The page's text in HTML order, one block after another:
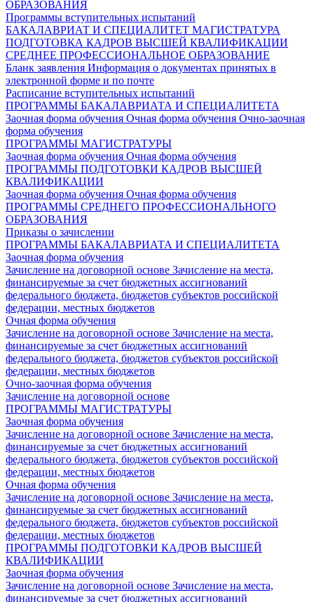
ОБРАЗОВАНИЯ
Программы вступительных испытаний
БАКАЛАВРИАТ И СПЕЦИАЛИТЕТ МАГИСТРАТУРА
ПОДГОТОВКА КАДРОВ ВЫСШЕЙ КВАЛИФИКАЦИИ
СРЕДНЕЕ ПРОФЕССИОНАЛЬНОЕ ОБРАЗОВАНИЕ
Бланк заявления Информация о документах принятых в
электронной форме и по почте
Расписание вступительных испытаний
ПРОГРАММЫ БАКАЛАВРИАТА И СПЕЦИАЛИТЕТА
Заочная форма обучения Очная форма обучения Очно-заочная
форма обучения
ПРОГРАММЫ МАГИСТРАТУРЫ
Заочная форма обучения Очная форма обучения
ПРОГРАММЫ ПОДГОТОВКИ КАДРОВ ВЫСШЕЙ
КВАЛИФИКАЦИИ
Заочная форма обучения Очная форма обучения
ПРОГРАММЫ СРЕДНЕГО ПРОФЕССИОНАЛЬНОГО
ОБРАЗОВАНИЯ
Приказы о зачислении
ПРОГРАММЫ БАКАЛАВРИАТА И СПЕЦИАЛИТЕТА
Заочная форма обучения
Зачисление на договорной основе Зачисление на места,
финансируемые за счет бюджетных ассигнований
федерального бюджета, бюджетов субъектов российской
федерации, местных бюджетов
Очная форма обучения
Зачисление на договорной основе Зачисление на места,
финансируемые за счет бюджетных ассигнований
федерального бюджета, бюджетов субъектов российской
федерации, местных бюджетов
Очно-заочная форма обучения
Зачисление на договорной основе
ПРОГРАММЫ МАГИСТРАТУРЫ
Заочная форма обучения
Зачисление на договорной основе Зачисление на места,
финансируемые за счет бюджетных ассигнований
федерального бюджета, бюджетов субъектов российской
федерации, местных бюджетов
Очная форма обучения
Зачисление на договорной основе Зачисление на места,
финансируемые за счет бюджетных ассигнований
федерального бюджета, бюджетов субъектов российской
федерации, местных бюджетов
ПРОГРАММЫ ПОДГОТОВКИ КАДРОВ ВЫСШЕЙ
КВАЛИФИКАЦИИ
Заочная форма обучения
Зачисление на договорной основе Зачисление на места,
финансируемые за счет бюджетных ассигнований